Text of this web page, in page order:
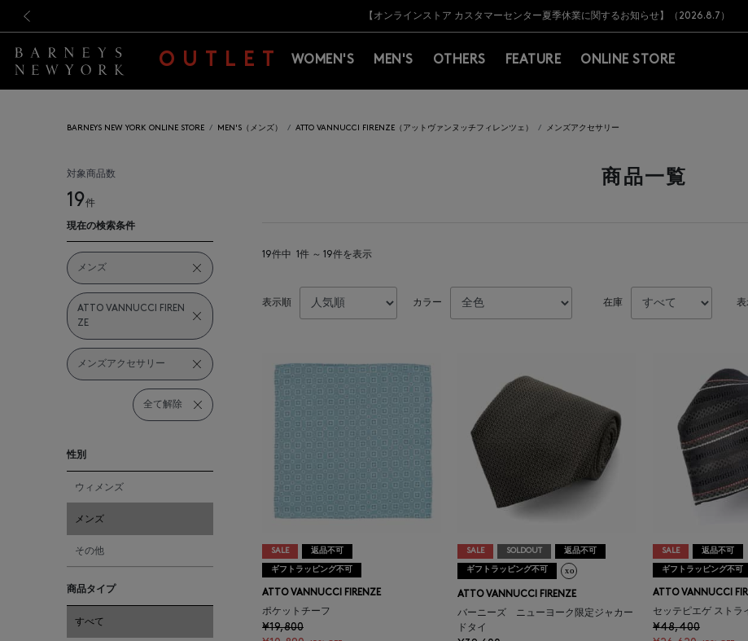
新規登録のお客様も対象！＜MY BARNEYS＞会員のお客様は11,000円（税込）以上のお買上げで常時送料無料！お
【夏季休業に伴う出荷一時停止のお知らせ】(2026.8.7)
【オンラインストア カスタマーセンター夏季休業に関するお知らせ】（2026.8.7）
【夏季休業に伴う返品・交換承り一時停止のお知らせ】（2026.8.5）
熊本県を中心とした地震の影響によるお荷物のお届けについて
【開催中】SUMMER SALEのご案内・ご注意事項
新規登録のお客様も対象！＜MY BARNEYS＞会員のお客様は11,000円（税込）以上のお買上げで常時送料無料！お
【夏季休業に伴う出荷一時停止のお知らせ】(2026.8.7)
OUTLET WOMEN'S MEN'S OTHERS FEATURE ONLINE STORE
BARNEYS NEW YORK ONLINE STORE MEN'S（メンズ） ATTO VANNUCCI FIRENZE（アットヴァンヌッチフィレンツェ） メンズアクセサリー
対象商品数
19件
現在の検索条件
メンズ
ATTO VANNUCCI FIREN
ZE
メンズアクセサリー
全て解除
性別
ウィメンズ
メンズ
その他
商品タイプ
すべて
商品一覧
19件中 1件 ～ 19件を表示
表示順 カラー 在庫 表
SALE 返品不可
ギフトラッピング不可
ATTO VANNUCCI FIRENZE
ポケットチーフ
¥19,800
SALE SOLDOUT 返品不可
ギフトラッピング不可
ATTO VANNUCCI FIRENZE
バーニーズ ニューヨーク限定ジャカー
ドタイ
SALE 返品不可
ギフトラッピング不可
ATTO VANNUCCI
セッテピエゲ ストラ
¥48,400